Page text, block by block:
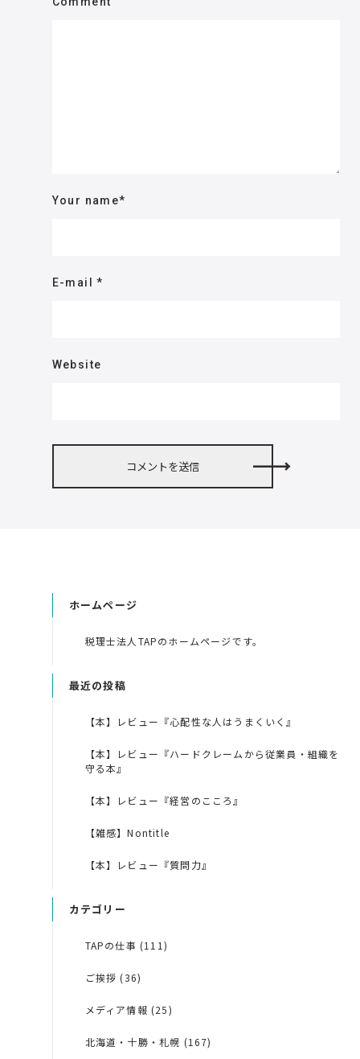
Your name*
E-mail*
Website
ホームページ
税理士法人TAPのホームページです。
最近の投稿
【本】レビュー『心配性な人はうまくいく』
【本】レビュー『ハードクレームから従業員・組織を
守る本』
【本】レビュー『経営のこころ』
【雑感】Nontitle
【本】レビュー『質問力』
カテゴリー
TAPの仕事 (111)
ご挨拶 (36)
メディア情報 (25)
北海道・十勝・札幌 (167)